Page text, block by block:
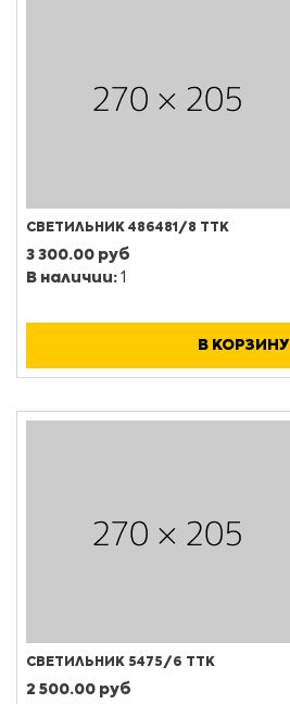
СВЕТИЛЬНИК 486481/8 ТТК
3 300.00 руб
В наличии: 1
В КОРЗИНУ
СВЕТИЛЬНИК 5475/6 ТТК
2 500.00 руб